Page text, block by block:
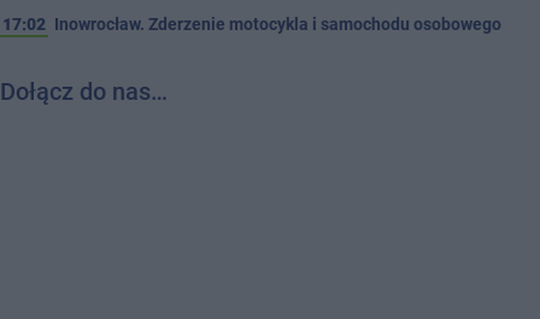
17:02 Inowrocław. Zderzenie motocykla i samochodu osobowego
Dołącz do nas…